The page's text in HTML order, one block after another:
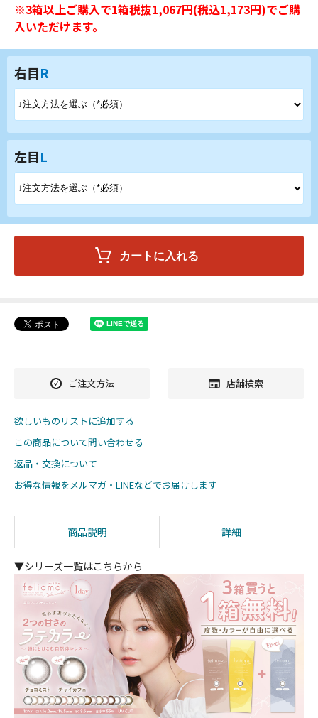
※3箱以上ご購入で1箱税抜1,067円(税込1,173円)でご購
入いただけます。
右目R
左目L
ご注文方法 店舗検索
欲しいものリストに追加する
この商品について問い合わせる
返品・交換について
お得な情報をメルマガ・LINEなどでお届けします
商品説明 詳細
▼シリーズ一覧はこちらから